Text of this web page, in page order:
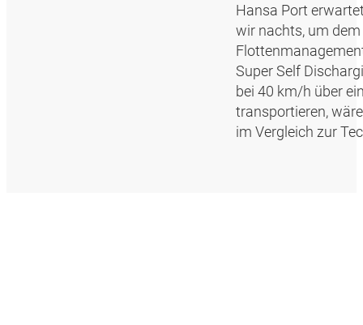
Hansa Port
wir nachts, um dem
Super Self
bei 40 km/h über
transportieren,
im Vergleich zur